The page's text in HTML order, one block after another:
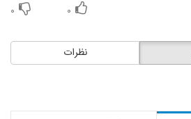
۰ ۰
نظرات